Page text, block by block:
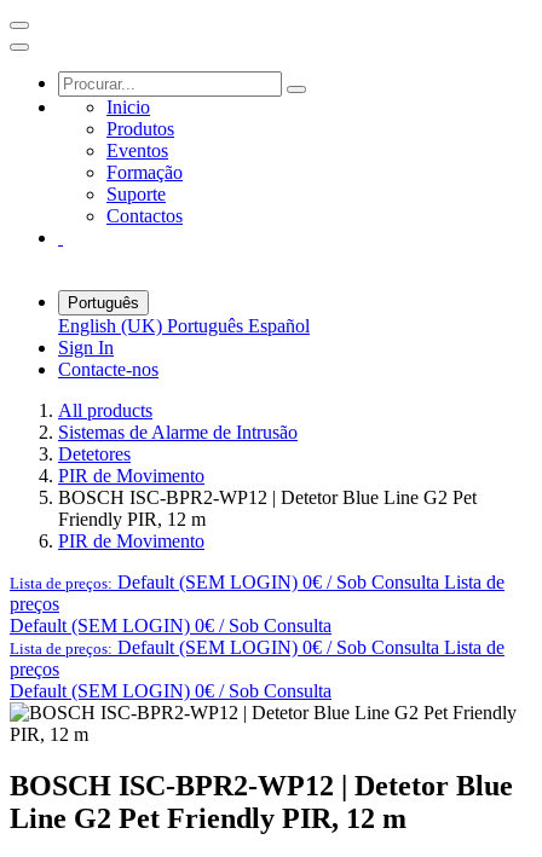
Inicio
Produtos
Eventos
Formação
Suporte
Contactos
Português
English (UK) Português Español
Sign In
Contacte-nos
All products
Sistemas de Alarme de Intrusão
Detetores
PIR de Movimento
BOSCH ISC-BPR2-WP12 | Detetor Blue Line G2 Pet
Friendly PIR, 12 m
PIR de Movimento
Lista de preços: Default (SEM LOGIN) 0€ / Sob Consulta Lista de
preços
Default (SEM LOGIN) 0€ / Sob Consulta
Lista de preços: Default (SEM LOGIN) 0€ / Sob Consulta Lista de
preços
Default (SEM LOGIN) 0€ / Sob Consulta
BOSCH ISC-BPR2-WP12 | Detetor Blue
Line G2 Pet Friendly PIR, 12 m